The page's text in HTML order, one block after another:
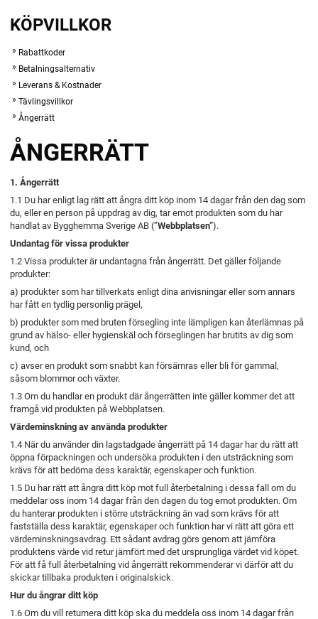
KÖPVILLKOR
Rabattkoder
Betalningsalternativ
Leverans & Kostnader
Tävlingsvillkor
Ångerrätt
ÅNGERRÄTT
1. Ångerrätt
1.1 Du har enligt lag rätt att ångra ditt köp inom 14 dagar från den dag som
du, eller en person på uppdrag av dig, tar emot produkten som du har
handlat av Bygghemma Sverige AB (”Webbplatsen”).
Undantag för vissa produkter
1.2 Vissa produkter är undantagna från ångerrätt. Det gäller följande
produkter:
a) produkter som har tillverkats enligt dina anvisningar eller som annars
har fått en tydlig personlig prägel,
b) produkter som med bruten försegling inte lämpligen kan återlämnas på
grund av hälso- eller hygienskäl och förseglingen har brutits av dig som
kund, och
c) avser en produkt som snabbt kan försämras eller bli för gammal,
såsom blommor och växter.
1.3 Om du handlar en produkt där ångerrätten inte gäller kommer det att
framgå vid produkten på Webbplatsen.
Värdeminskning av använda produkter
1.4 När du använder din lagstadgade ångerrätt på 14 dagar har du rätt att
öppna förpackningen och undersöka produkten i den utsträckning som
krävs för att bedöma dess karaktär, egenskaper och funktion.
1.5 Du har rätt att ångra ditt köp mot full återbetalning i dessa fall om du
meddelar oss inom 14 dagar från den dagen du tog emot produkten. Om
du hanterar produkten i större utsträckning än vad som krävs för att
fastställa dess karaktär, egenskaper och funktion har vi rätt att göra ett
värdeminskningsavdrag. Ett sådant avdrag görs genom att jämföra
produktens värde vid retur jämfört med det ursprungliga värdet vid köpet.
För att få full återbetalning vid ångerrätt rekommenderar vi därför att du
skickar tillbaka produkten i originalskick.
Hur du ångrar ditt köp
1.6 Om du vill returnera ditt köp ska du meddela oss inom 14 dagar från